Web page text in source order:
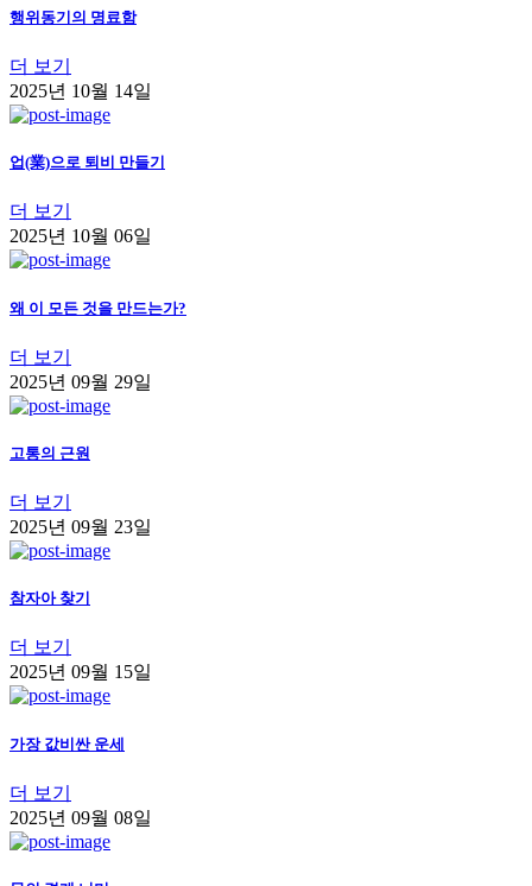
행위동기의 명료함
더 보기
2025년 10월 14일
업(業)으로 퇴비 만들기
더 보기
2025년 10월 06일
왜 이 모든 것을 만드는가?
더 보기
2025년 09월 29일
고통의 근원
더 보기
2025년 09월 23일
참자아 찾기
더 보기
2025년 09월 15일
가장 값비싼 운세
더 보기
2025년 09월 08일